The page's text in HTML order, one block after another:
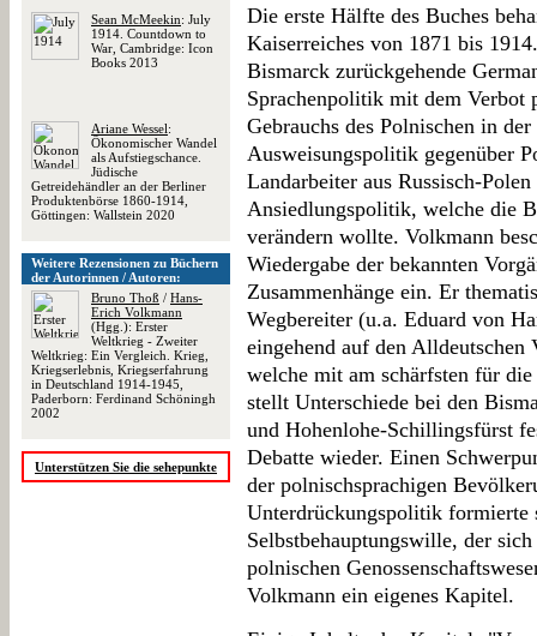
Sean McMeekin: July
1914. Countdown to
War, Cambridge: Icon
Books 2013
Ariane Wessel:
Ökonomischer Wandel
als Aufstiegschance.
Jüdische
Getreidehändler an der Berliner
Produktenbörse 1860-1914,
Göttingen: Wallstein 2020
Weitere Rezensionen zu Büchern
der Autorinnen / Autoren:
Bruno Thoß / Hans-
Erich Volkmann
(Hgg.): Erster
Weltkrieg - Zweiter
Weltkrieg: Ein Vergleich. Krieg,
Kriegserlebnis, Kriegserfahrung
in Deutschland 1914-1945,
Paderborn: Ferdinand Schöningh
2002
Unterstützen Sie die sehepunkte
Die erste Hälfte des Buches
Kaiserreiches von 1871 bis
Bismarck zurückgehende
Sprachenpolitik mit dem Verbot
Gebrauchs des Polnischen in
Ausweisungspolitik gegenüber
Landarbeiter aus Russisch-
Ansiedlungspolitik, welche die
verändern wollte. Volkmann
Wiedergabe der bekannten
Zusammenhänge ein. Er
Wegbereiter (u.a. Eduard von
eingehend auf den Alldeutschen
welche mit am schärfsten für
stellt Unterschiede bei den
und Hohenlohe-Schillingsfürst
Debatte wieder. Einen
der polnischsprachigen
Unterdrückungspolitik formierte
Selbstbehauptungswille, der
polnischen
Volkmann ein eigenes Kapitel.